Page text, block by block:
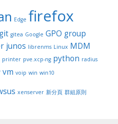
Edge firefox
git gitea Google GPO group
junos librenms Linux MDM
printer pve.xcp-ng python radius
vm voip win win10
xenserver 新分頁 群組原則